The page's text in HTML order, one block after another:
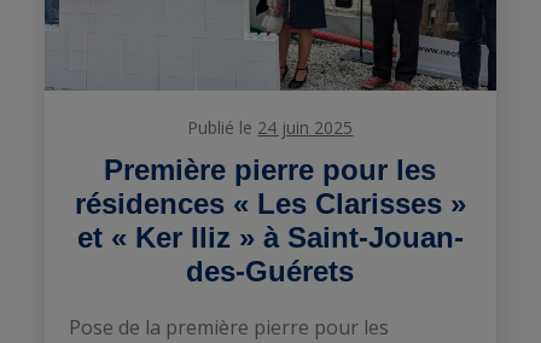
Première pierre pour les
résidences « Les Clarisses »
et « Ker Iliz » à Saint-Jouan-
des-Guérets
Publié le 24 juin 2025
Pose de la première pierre pour les